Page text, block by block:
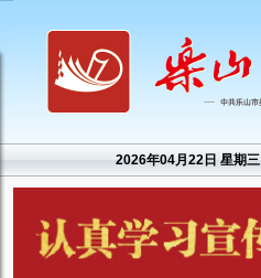
2026年04月22日 星期三